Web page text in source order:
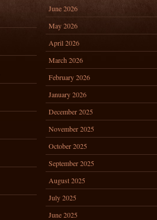
June 2026
May 2026
April 2026
March 2026
February 2026
January 2026
December 2025
November 2025
October 2025
September 2025
August 2025
July 2025
June 2025